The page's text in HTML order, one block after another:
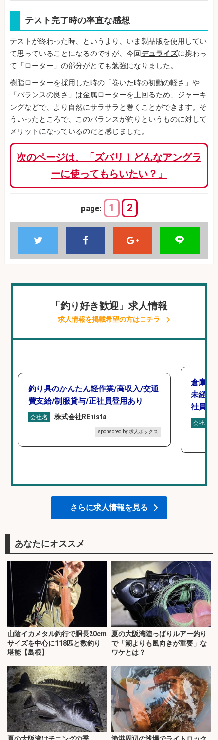
テスト完了時の率直な感想
テストが終わった時、というより、いま製品版を使用してい
て思っていることになるのですが、今回デュライズに携わっ
て「ローター」の部分がとても勉強になりました。
樹脂ローターを採用した時の「巻いた時の初動の軽さ」や
「バランスの良さ」は金属ローターを上回るため、ジャーキ
ングなどで、より自然にサラサラと巻くことができます。そ
ういったところで、このバランスが釣りというものに対して
メリットになっているのだと感じました。
次のページは、「ズバリ！どんなアングラ
ーに使ってもらいたい？」
page: 1 2
「釣り好き歓迎」求人情報
求人情報を掲載希望の方はコチラ
釣り具のかんたん軽作業/高収入/交通
費支給/制服貸与/正社員登用あり
会社名 株式会社REnista
sponsored by 求人ボックス
倉庫で
未経験
社員登
会社名
さらに求人情報を見る
あなたにオススメ
山陰イカメタル釣行で胴長20cm
サイズを中心に118匹と数釣り
堪能【島根】
夏の大阪湾陸っぱりルアー釣り
で「潮よりも風向きが重要」な
ワケとは？